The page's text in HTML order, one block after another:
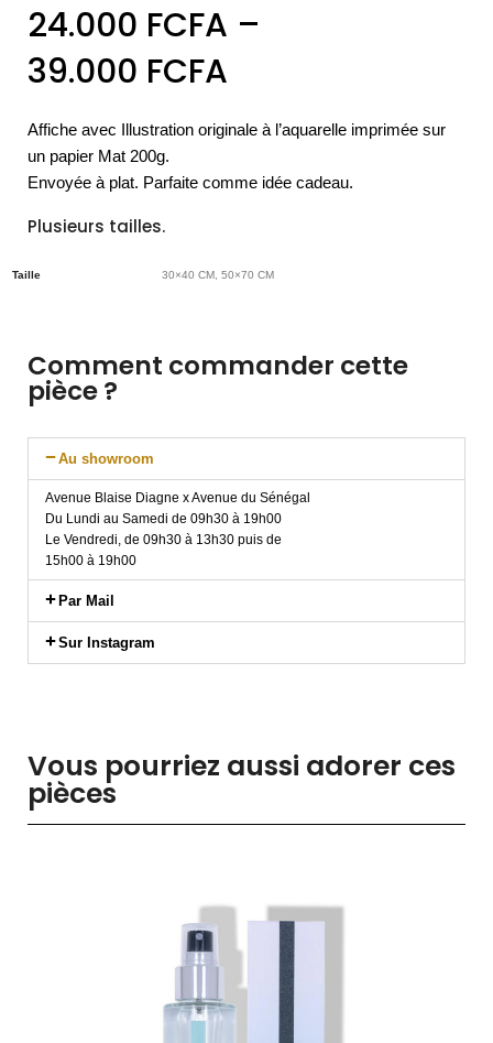
24.000 FCFA –
39.000 FCFA
Affiche avec Illustration originale à l’aquarelle imprimée sur
un papier Mat 200g.
Envoyée à plat. Parfaite comme idée cadeau.
Plusieurs tailles.
Taille 30×40 CM, 50×70 CM
Comment commander cette
pièce ?
Au showroom
Avenue Blaise Diagne x Avenue du Sénégal
Du Lundi au Samedi de 09h30 à 19h00
Le Vendredi, de 09h30 à 13h30 puis de
15h00 à 19h00
Par Mail
Sur Instagram
Vous pourriez aussi adorer ces
pièces